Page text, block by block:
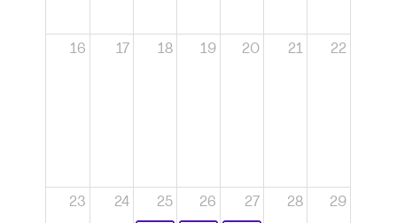
16 17 18 19 20 21 22
23 24 25 26 27 28 29